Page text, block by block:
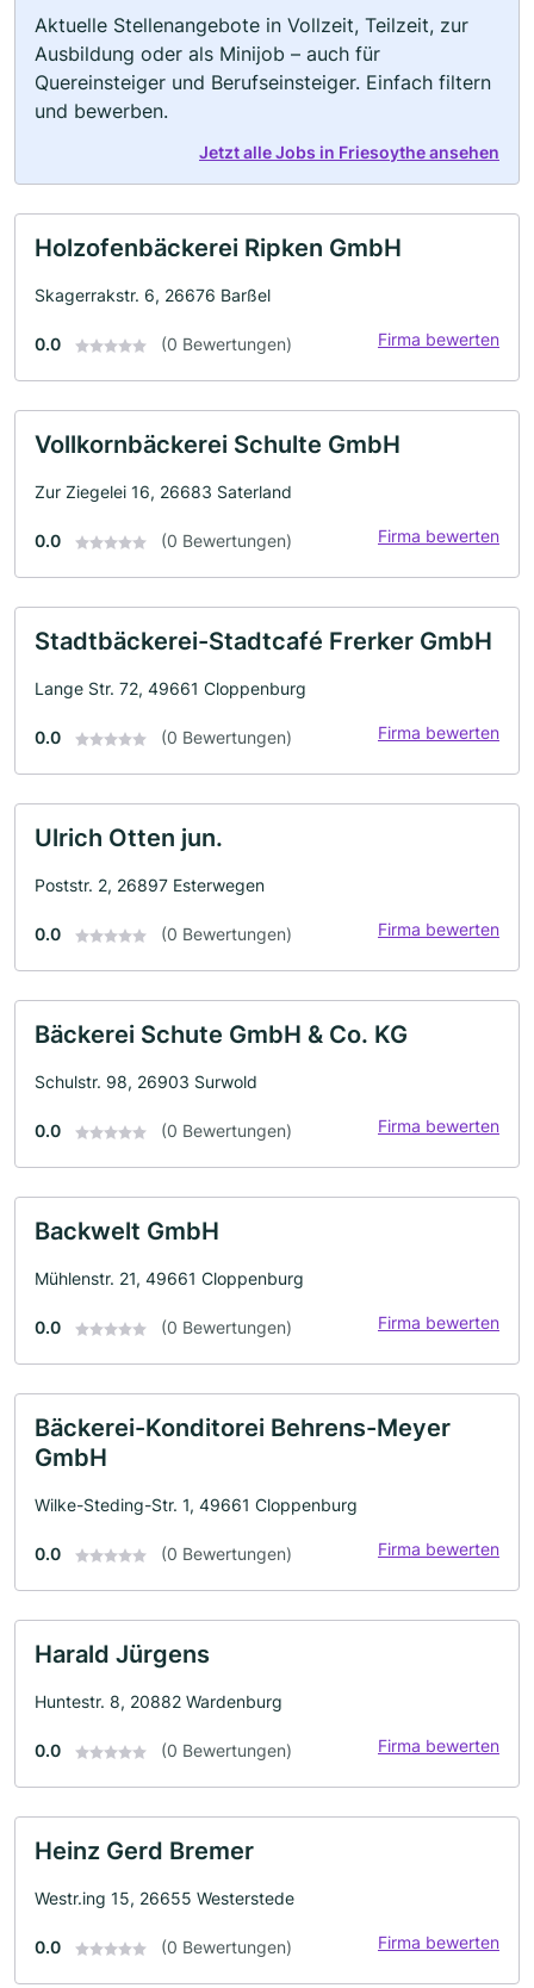
Aktuelle Stellenangebote in Vollzeit, Teilzeit, zur
Ausbildung oder als Minijob – auch für
Quereinsteiger und Berufseinsteiger. Einfach filtern
und bewerben.
Jetzt alle Jobs in Friesoythe ansehen
Holzofenbäckerei Ripken GmbH
Skagerrakstr. 6, 26676 Barßel
0.0 (0 Bewertungen) Firma bewerten
Vollkornbäckerei Schulte GmbH
Zur Ziegelei 16, 26683 Saterland
0.0 (0 Bewertungen) Firma bewerten
Stadtbäckerei-Stadtcafé Frerker GmbH
Lange Str. 72, 49661 Cloppenburg
0.0 (0 Bewertungen) Firma bewerten
Ulrich Otten jun.
Poststr. 2, 26897 Esterwegen
0.0 (0 Bewertungen) Firma bewerten
Bäckerei Schute GmbH & Co. KG
Schulstr. 98, 26903 Surwold
0.0 (0 Bewertungen) Firma bewerten
Backwelt GmbH
Mühlenstr. 21, 49661 Cloppenburg
0.0 (0 Bewertungen) Firma bewerten
Bäckerei-Konditorei Behrens-Meyer
GmbH
Wilke-Steding-Str. 1, 49661 Cloppenburg
0.0 (0 Bewertungen) Firma bewerten
Harald Jürgens
Huntestr. 8, 20882 Wardenburg
0.0 (0 Bewertungen) Firma bewerten
Heinz Gerd Bremer
Westr.ing 15, 26655 Westerstede
0.0 (0 Bewertungen) Firma bewerten